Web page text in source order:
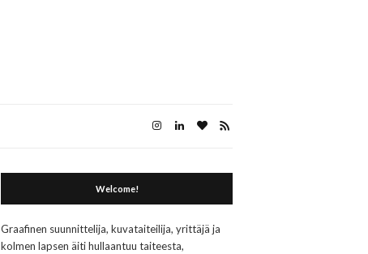
Welcome!
Graafinen suunnittelija, kuvataiteilija, yrittäjä ja
kolmen lapsen äiti hullaantuu taiteesta,